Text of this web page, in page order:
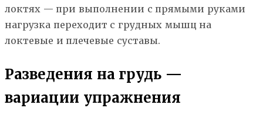
локтях — при выполнении с прямыми руками
нагрузка переходит с грудных мышц на
локтевые и плечевые суставы.
Разведения на грудь —
вариации упражнения